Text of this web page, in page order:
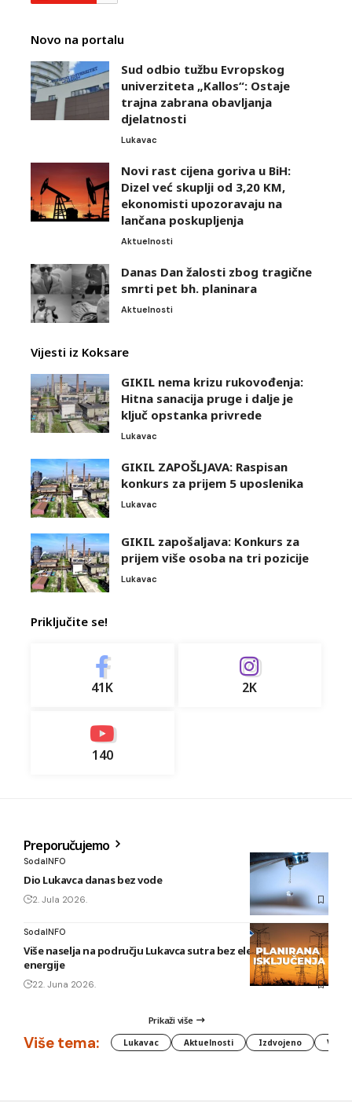
Novo na portalu
Sud odbio tužbu Evropskog
univerziteta „Kallos“: Ostaje
trajna zabrana obavljanja
djelatnosti
Lukavac
Novi rast cijena goriva u BiH:
Dizel već skuplji od 3,20 KM,
ekonomisti upozoravaju na
lančana poskupljenja
Aktuelnosti
Danas Dan žalosti zbog tragične
smrti pet bh. planinara
Aktuelnosti
Vijesti iz Koksare
GIKIL nema krizu rukovođenja:
Hitna sanacija pruge i dalje je
ključ opstanka privrede
Lukavac
GIKIL ZAPOŠLJAVA: Raspisan
konkurs za prijem 5 uposlenika
Lukavac
GIKIL zapošaljava: Konkurs za
prijem više osoba na tri pozicije
Lukavac
Priključite se!
41K 2K
140
Preporučujemo
SodaINFO
Dio Lukavca danas bez vode
2. Jula 2026.
SodaINFO
Više naselja na području Lukavca sutra bez električne
energije
22. Juna 2026.
Prikaži više
Više tema: Lukavac Aktuelnosti Izdvojeno